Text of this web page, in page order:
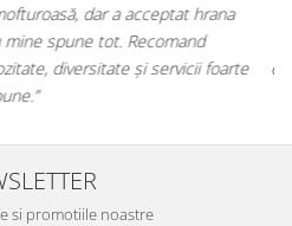
am nevoie pentru animalul meu
a fost rapidă, iar produsele au fost
serios, bine organizat și foarte util
stăpân de animale.
si promotiile noastre